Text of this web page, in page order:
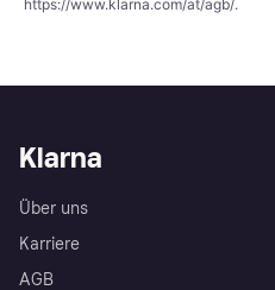
https://www.klarna.com/at/agb/.
Klarna
Über uns
Karriere
AGB